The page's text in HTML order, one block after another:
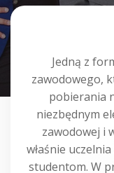
Jedną z
zawodowego,
pobierania
niezbędnym
zawodowej i
właśnie
studentom. W